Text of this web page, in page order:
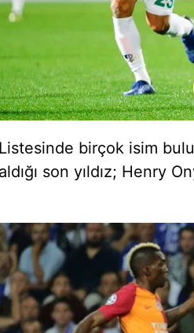
Listesinde birçok isim
aldığı son yıldız; Henry